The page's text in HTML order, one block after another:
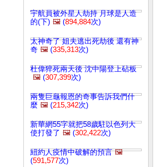
宇航員被外星人劫持 月球是人造
的(下) 🖼️ (894,884次)
太神奇了 姐夫逃出死劫後 還有神
奇 🖼️ (335,313次)
杜偉猝死兩天後 沈中陽登上砧板
🖼️ (307,399次)
兩隻巨龜報恩的奇事告訴我們什
麼 🖼️ (215,342次)
新華網55字就把58歲駐以色列大
使打發了 🖼️ (302,422次)
紐約人疫情中破解的預言 🖼️
(591,577次)